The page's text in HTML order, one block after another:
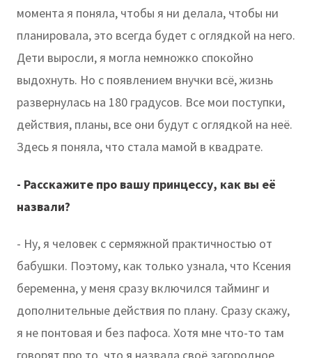
момента я поняла, чтобы я ни делала, чтобы ни
планировала, это всегда будет с оглядкой на него.
Дети выросли, я могла немножко спокойно
выдохнуть. Но с появлением внучки всё, жизнь
развернулась на 180 градусов. Все мои поступки,
действия, планы, все они будут с оглядкой на неё.
Здесь я поняла, что стала мамой в квадрате.
- Расскажите про вашу принцессу, как вы её
назвали?
- Ну, я человек с сермяжной практичностью от
бабушки. Поэтому, как только узнала, что Ксения
беременна, у меня сразу включился тайминг и
дополнительные действия по плану. Сразу скажу,
я не понтовая и без пафоса. Хотя мне что-то там